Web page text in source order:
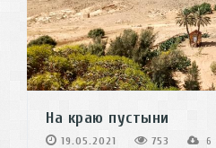
На краю пустыни
19.05.2021 753 6